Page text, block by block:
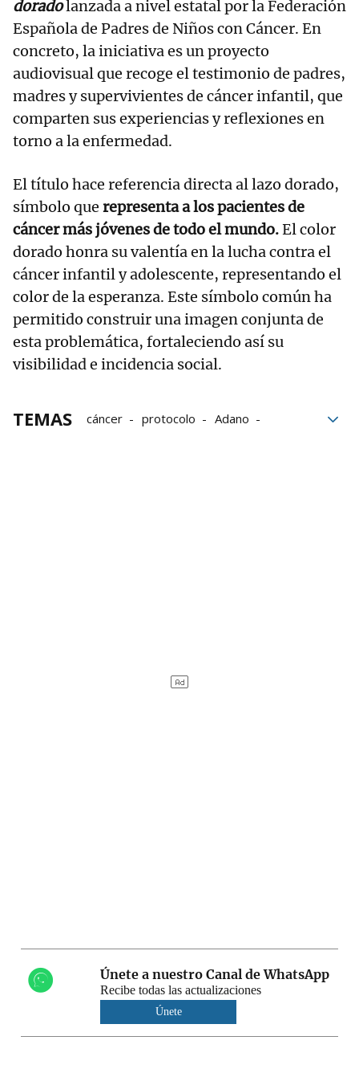
doradolanzada a nivel estatal por la Federación
Española de Padres de Niños con Cáncer. En
concreto, la iniciativa es un proyecto
audiovisual que recoge el testimonio de padres,
madres y supervivientes de cáncer infantil, que
comparten sus experiencias y reflexiones en
torno a la enfermedad.
El título hace referencia directa al lazo dorado,
símbolo que representa a los pacientes de
cáncer más jóvenes de todo el mundo.El color
dorado honra su valentía en la lucha contra el
cáncer infantil y adolescente, representando el
color de la esperanza. Este símbolo común ha
permitido construir una imagen conjunta de
esta problemática, fortaleciendo así su
visibilidad e incidencia social.
TEMAS cáncer protocolo
Adano
Únete a nuestro Canal de WhatsApp
Recibe todas las actualizaciones
Únete